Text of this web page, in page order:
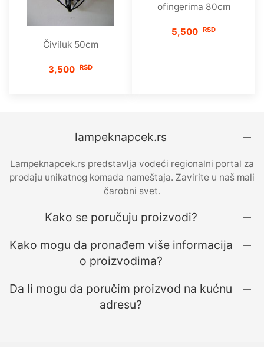
Čiviluk 50cm
3,500 RSD
ofingerima 80cm
5,500 RSD
lampeknapcek.rs
Lampeknapcek.rs predstavlja vodeći regionalni portal za
prodaju unikatnog komada nameštaja. Zavirite u naš mali
čarobni svet.
Kako se poručuju proizvodi?
Kako mogu da pronađem više informacija
o proizvodima?
Da li mogu da poručim proizvod na kućnu
adresu?